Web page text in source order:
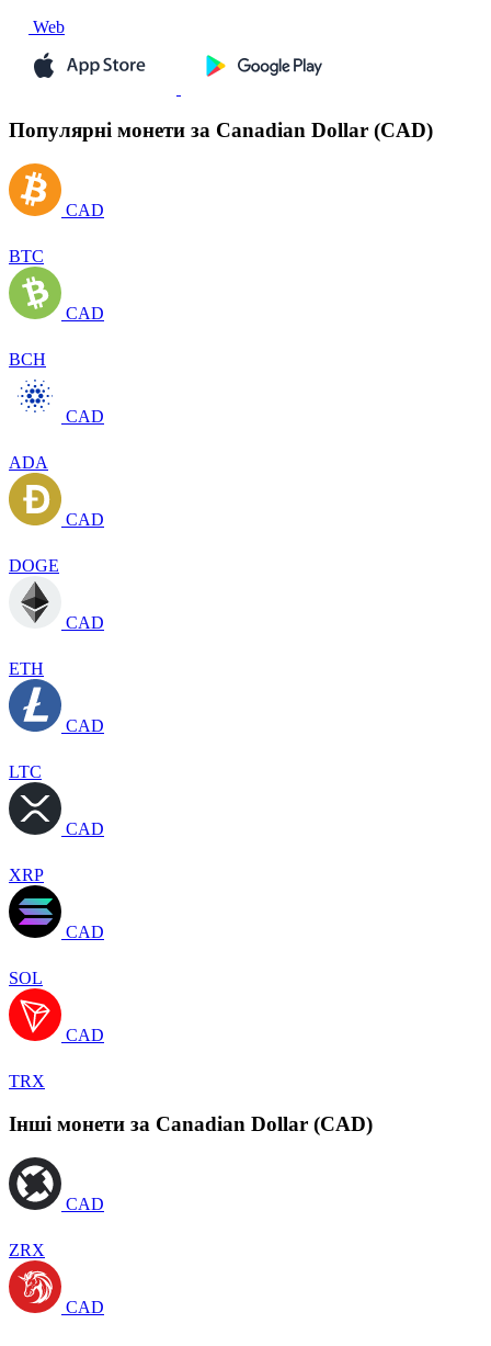
Web
Популярні монети за Canadian Dollar (CAD)
CAD
BTC
CAD
BCH
CAD
ADA
CAD
DOGE
CAD
ETH
CAD
LTC
CAD
XRP
CAD
SOL
CAD
TRX
Інші монети за Canadian Dollar (CAD)
CAD
ZRX
CAD